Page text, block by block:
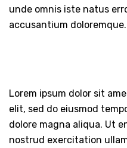
unde omnis iste natus
accusantium doloremque.
Lorem ipsum dolor sit
elit, sed do eiusmod
dolore magna aliqua. Ut
nostrud exercitation